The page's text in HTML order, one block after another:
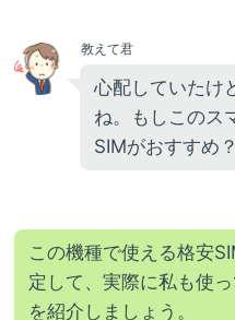
教えて君
心配していたけ
ね。もしこのス
SIMがおすすめ？
この機種で使える格安
定して、実際に私も使
を紹介しましょう。